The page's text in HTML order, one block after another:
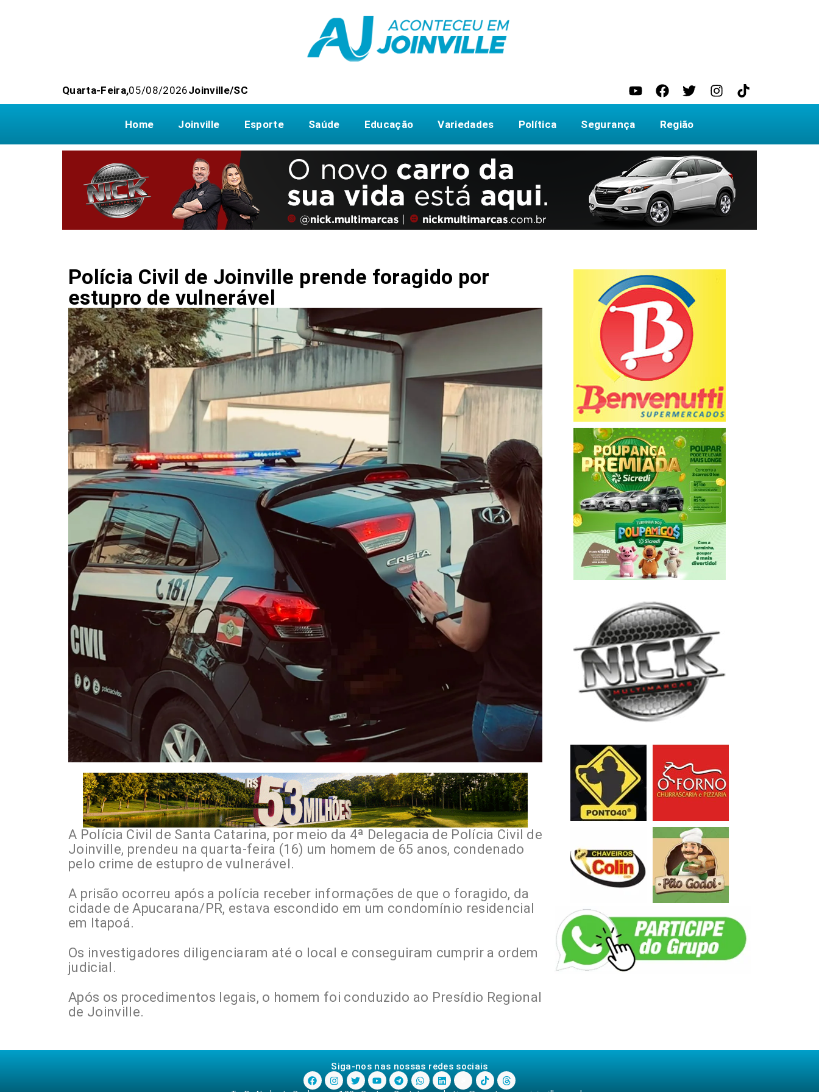
Quarta-Feira,05/08/2026Joinville/SC
Home Joinville Esporte Saúde Educação Variedades Política Segurança Região
Polícia Civil de Joinville prende foragido por
estupro de vulnerável
A Polícia Civil de Santa Catarina, por meio da 4ª Delegacia de Polícia Civil de
Joinville, prendeu na quarta-feira (16) um homem de 65 anos, condenado
pelo crime de estupro de vulnerável.
A prisão ocorreu após a polícia receber informações de que o foragido, da
cidade de Apucarana/PR, estava escondido em um condomínio residencial
em Itapoá.
Os investigadores diligenciaram até o local e conseguiram cumprir a ordem
judicial.
Após os procedimentos legais, o homem foi conduzido ao Presídio Regional
de Joinville.
Siga-nos nas nossas redes sociais